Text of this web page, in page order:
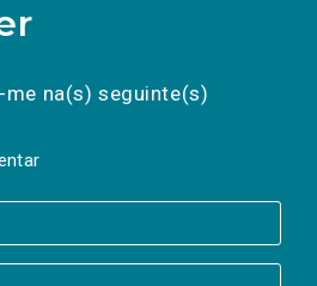
na(s) seguinte(s)